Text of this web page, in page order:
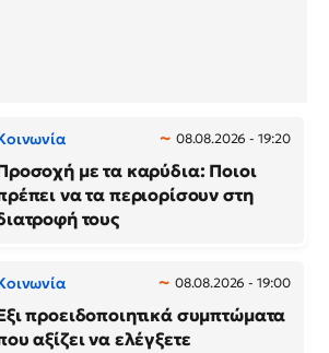
08.08.2026 - 19:20
με τα καρύδια: Ποιοι
να τα περιορίσουν στη
τους
08.08.2026 - 19:00
προειδοποιητικά συμπτώματα
αξίζει να ελέγξετε